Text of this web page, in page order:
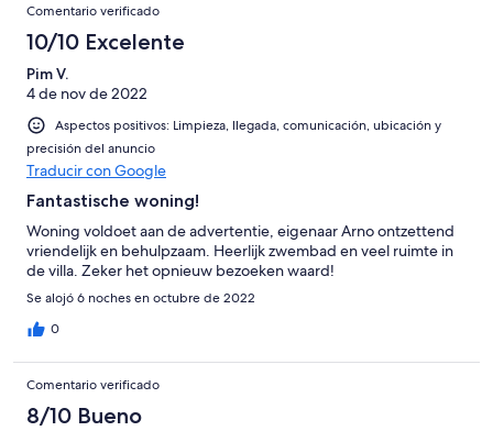
Comentario verificado
10/10 Excelente
Pim V.
4 de nov de 2022
Aspectos positivos: Limpieza, llegada, comunicación, ubicación y
precisión del anuncio
Traducir con Google
Fantastische woning!
Woning voldoet aan de advertentie, eigenaar Arno ontzettend
vriendelijk en behulpzaam. Heerlijk zwembad en veel ruimte in
de villa. Zeker het opnieuw bezoeken waard!
Se alojó 6 noches en octubre de 2022
0
Comentario verificado
8/10 Bueno